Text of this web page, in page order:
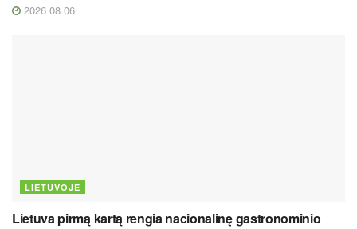
2026 08 06
LIETUVOJE
Lietuva pirmą kartą rengia nacionalinę gastronominio